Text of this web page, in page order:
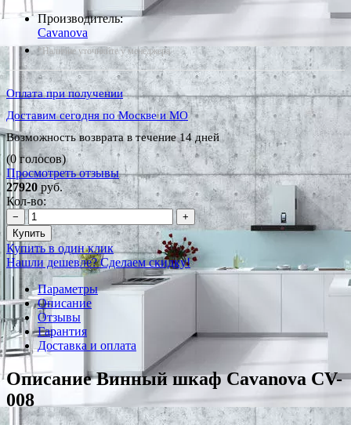
Производитель:
Cavanova
*Наличие уточняйте у менеджера
Оплата при получении
Доставим сегодня по Москве и МО
Возможность возврата в течение 14 дней
(0 голосов)
Просмотреть отзывы
27920руб.
Кол-во:
−
+
Купить
Купить в один клик
Нашли дешевле? Сделаем скидку!
Параметры
Описание
Отзывы
Гарантия
Доставка и оплата
Описание Винный шкаф Cavanova CV-
008